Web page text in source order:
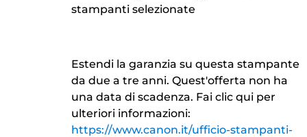
stampanti selezionate
Estendi la garanzia su questa stampante
da due a tre anni. Quest'offerta non ha
una data di scadenza. Fai clic qui per
ulteriori informazioni:
https://www.canon.it/ufficio-stampanti-